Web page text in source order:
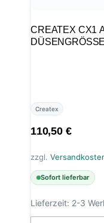
CREATEX CX1
ÜSENGRÖSSE
Createx
110,50 €
zzgl.
Sofort lieferbar
Lieferzeit: 2-3